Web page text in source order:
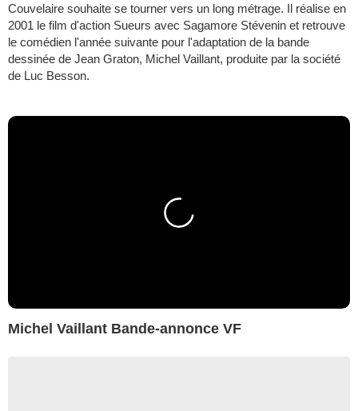
Couvelaire souhaite se tourner vers un long métrage. Il réalise en
2001 le film d'action Sueurs avec Sagamore Stévenin et retrouve
le comédien l'année suivante pour l'adaptation de la bande
dessinée de Jean Graton, Michel Vaillant, produite par la société
de Luc Besson.
Michel Vaillant Bande-annonce VF